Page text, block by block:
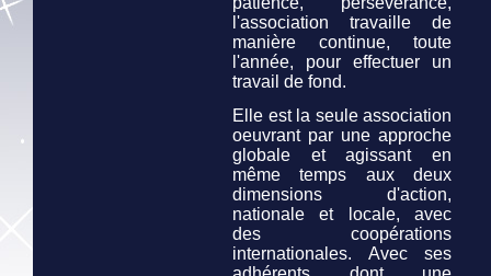
l'association travaille de
manière continue, toute
l'année, pour effectuer un
travail de fond.
Elle est la seule association
oeuvrant par une approche
globale et agissant en
même temps aux deux
dimensions d'action,
nationale et locale, avec
des coopérations
internationales. Avec ses